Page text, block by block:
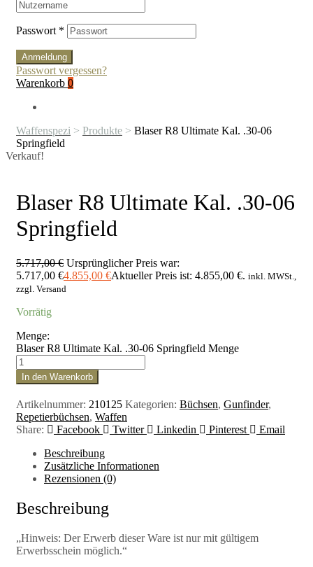
Passwort *
Anmeldung
Passwort vergessen?
Warenkorb 0
Waffenspezi > Produkte > Blaser R8 Ultimate Kal. .30-06
Springfield
Verkauf!
Blaser R8 Ultimate Kal. .30-06
Springfield
5.717,00€ Ursprünglicher Preis war:
5.717,00 €4.855,00 €Aktueller Preis ist: 4.855,00 €. inkl. MWSt.,
zzgl. Versand
Vorrätig
Menge:
Blaser R8 Ultimate Kal. .30-06 Springfield Menge
In den Warenkorb
Artikelnummer: 210125 Kategorien: Büchsen, Gunfinder,
Repetierbüchsen, Waffen
Share:
Facebook Twitter Linkedin Pinterest
Email
Beschreibung
Zusätzliche Informationen
Rezensionen (0)
Beschreibung
„Hinweis: Der Erwerb dieser Ware ist nur mit gültigem
Erwerbsschein möglich.“